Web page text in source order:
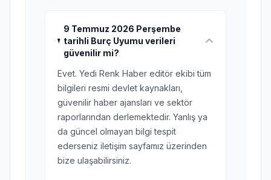
9 Temmuz 2026 Perşembe
tarihli Burç Uyumu verileri
güvenilir mi?
Evet. Yedi Renk Haber editör ekibi tüm
bilgileri resmi devlet kaynakları,
güvenilir haber ajansları ve sektör
raporlarından derlemektedir. Yanlış ya
da güncel olmayan bilgi tespit
ederseniz iletişim sayfamız üzerinden
bize ulaşabilirsiniz.